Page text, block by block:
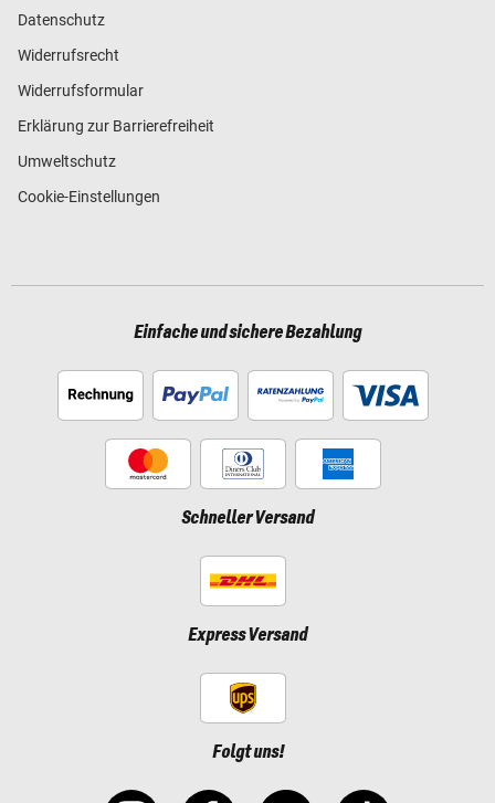
Datenschutz
Widerrufsrecht
Widerrufsformular
Erklärung zur Barrierefreiheit
Umweltschutz
Cookie-Einstellungen
Einfache und sichere Bezahlung
Schneller Versand
Express Versand
Folgt uns!